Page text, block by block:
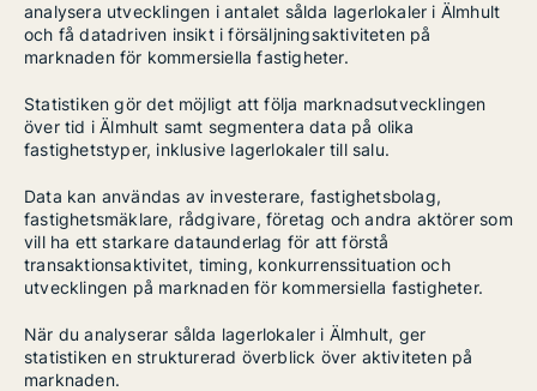
analysera utvecklingen i antalet sålda lagerlokaler i Älmhult
och få datadriven insikt i försäljningsaktiviteten på
marknaden för kommersiella fastigheter.
Statistiken gör det möjligt att följa marknadsutvecklingen
över tid i Älmhult samt segmentera data på olika
fastighetstyper, inklusive lagerlokaler till salu.
Data kan användas av investerare, fastighetsbolag,
fastighetsmäklare, rådgivare, företag och andra aktörer som
vill ha ett starkare dataunderlag för att förstå
transaktionsaktivitet, timing, konkurrenssituation och
utvecklingen på marknaden för kommersiella fastigheter.
När du analyserar sålda lagerlokaler i Älmhult, ger
statistiken en strukturerad överblick över aktiviteten på
marknaden.